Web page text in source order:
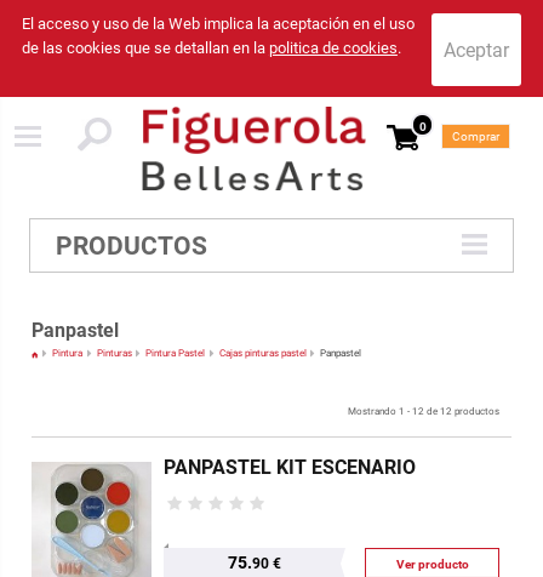
El acceso y uso de la Web implica la aceptación en el uso
de las cookies que se detallan en la politica de cookies.
0
Comprar
PRODUCTOS
Panpastel
Pintura Pinturas Pintura Pastel Cajas pinturas pastel Panpastel
Mostrando 1 - 12 de 12 productos
PANPASTEL KIT ESCENARIO
75.90 € Ver producto